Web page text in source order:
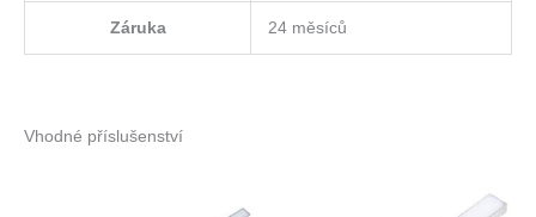
Záruka 24 měsíců
Vhodné příslušenství